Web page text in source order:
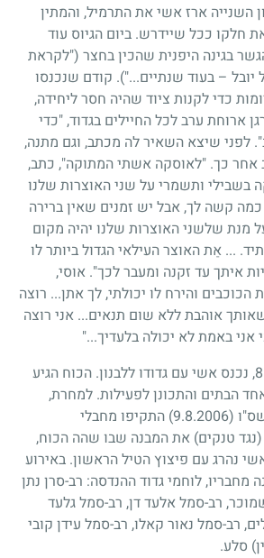
השנייה ארז אשי את התרמיל, והמתין
חלקו ככל שיידרש. ביום הגיוס עוד
בגינה היפנית שהכין בחצר ("לקראת
– בעוד שנתיים..."). קודם שנכנסו
כדי לקנות ציוד שהיה חסר ליחידה,
ארוחת ערב לכל החיילים בגדוד, "כדי
לפני שיצא השאיר לה מכתב, וגם מתנה,
אחר כך. "לאוסקה אשתי המתוקה", כתב,
בשבילי ותשמרי על שני האוצרות שלנו
כמה קשה לך, אבל יש זמנים שאין ברירה
מנת שלשני האוצרות שלנו יהיה מקום
... אַת האוצר העילאי הגדול ביותר לו
איתך עד זקנה ומעבר לכך". אוסי,
והירח לו יכולתי, לך אתן... רוצה
אוהבת ללא שום תנאים... אני רוצה
באמת לא יכולה בלעדיך..."
ביום שלישי, 8.8.2006, נכנס אשי עם גדודו ללבנון. הכוח הגיע
הבתים והתכונן לפעילות. למחרת,
(9.8.2006)
התקיפו מחבלי
טנקים) את המבנה שבו שהה הכוח,
נהרג עם פיצוץ הטיל הראשון. באירוע
לוחמי גדוד ההנדסה: רב-סרן נתן
שמוכר, רב-סמל אלעד דן, רב-סמל גלעד
רב-סמל נאור קאלו, רב-סמל עידן קובי
סלע.